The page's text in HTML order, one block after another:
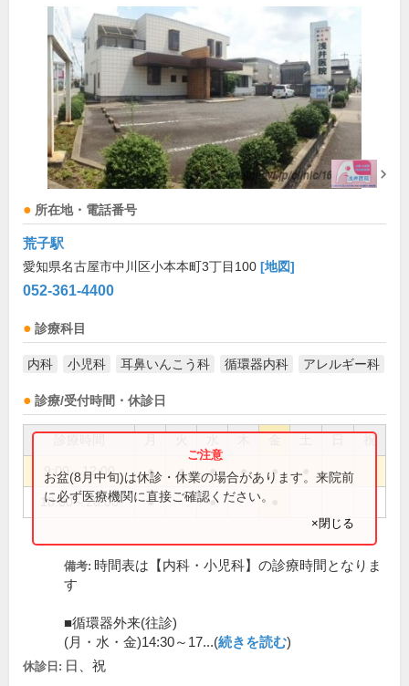
所在地・電話番号
荒子駅
愛知県名古屋市中川区小本本町3丁目100 [地図]
052-361-4400
診療科目
内科 小児科 耳鼻いんこう科 循環器内科 アレルギー科
診療/受付時間・休診日
祝
9:00～12:00 ● ● ● ● ●
18:00～20:00 ● ●
お盆(8月中旬)は休診・休業の場合があります。来院前
に必ず医療機関に直接ご確認ください。
×閉じる
備考: 時間表は【内科・小児科】の診療時間となりま
す
■循環器外来(往診)
(月・水・金)14:30～17...(続きを読む)
休診日: 日、祝